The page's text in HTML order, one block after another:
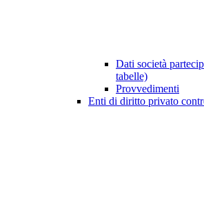
Dati società
tabelle)
Provvedimenti
Enti di diritto privato